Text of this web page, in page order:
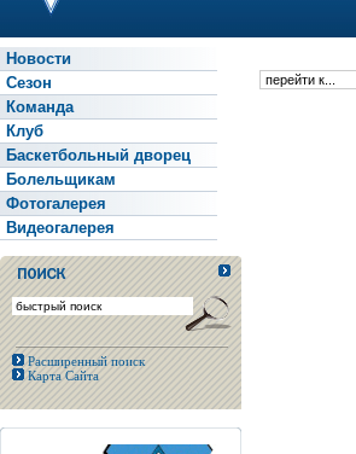
Новости
Сезон
Команда
Клуб
Баскетбольный дворец
Болельщикам
Фотогалерея
Видеогалерея
Расширенный поиск
Карта Сайта